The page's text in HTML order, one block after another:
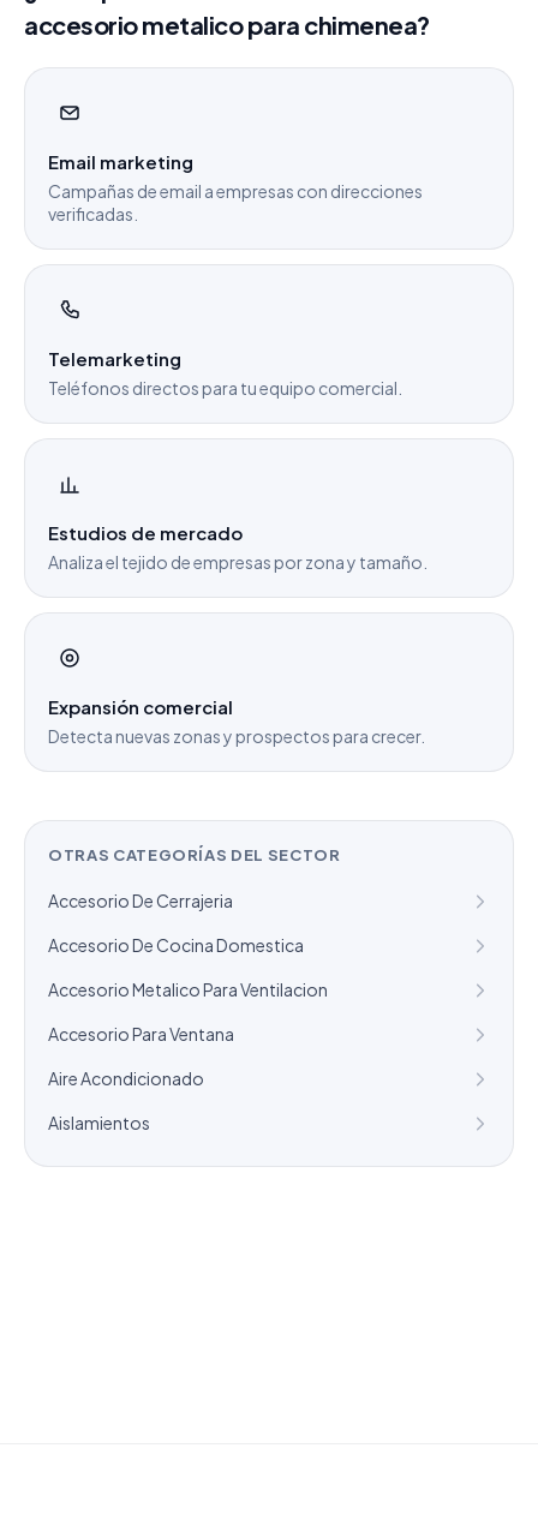
accesorio metalico para chimenea?
Email marketing
Campañas de email a empresas con direcciones
verificadas.
Telemarketing
Teléfonos directos para tu equipo comercial.
Estudios de mercado
Analiza el tejido de empresas por zona y tamaño.
Expansión comercial
Detecta nuevas zonas y prospectos para crecer.
OTRAS CATEGORÍAS DEL SECTOR
Accesorio De Cerrajeria
Accesorio De Cocina Domestica
Accesorio Metalico Para Ventilacion
Accesorio Para Ventana
Aire Acondicionado
Aislamientos